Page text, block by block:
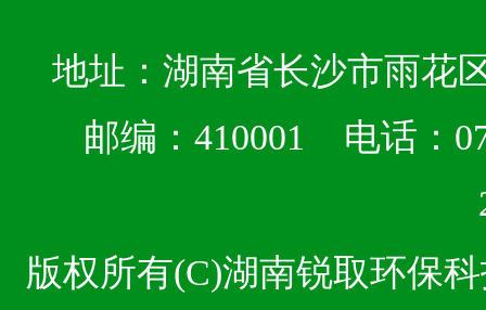
地址：湖南省长沙市雨花
邮编：410001 电话：
版权所有(C)湖南锐取环